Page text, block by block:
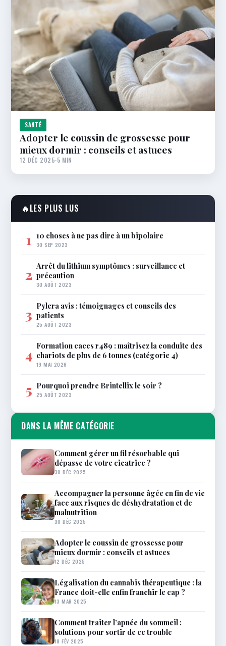
SANTÉ
Adopter le coussin de grossesse pour
mieux dormir : conseils et astuces
12 DÉC 2025·5 MIN
🔥LES PLUS LUS
1 10 choses à ne pas dire à un bipolaire
30 SEP 2023
2 Arrêt du lithium symptômes : surveillance et
précaution
30 AOÛT 2023
3 Pylera avis : témoignages et conseils des
patients
25 AOÛT 2023
4 Formation caces r489 : maîtrisez la conduite des
chariots de plus de 6 tonnes (catégorie 4)
19 MAI 2026
5 Pourquoi prendre Brintellix le soir ?
25 AOÛT 2023
DANS LA MÊME CATÉGORIE
Comment gérer un fil résorbable qui
dépasse de votre cicatrice ?
30 DÉC 2025
Accompagner la personne âgée en fin de vie
face aux risques de déshydratation et de
malnutrition
30 DÉC 2025
Adopter le coussin de grossesse pour
mieux dormir : conseils et astuces
12 DÉC 2025
Légalisation du cannabis thérapeutique : la
France doit-elle enfin franchir le cap ?
13 MAR 2025
Comment traiter l’apnée du sommeil :
solutions pour sortir de ce trouble
18 FÉV 2025